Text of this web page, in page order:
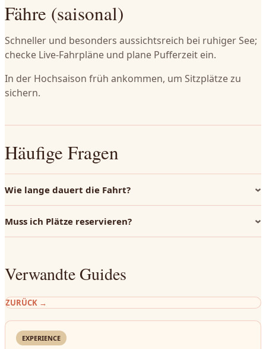
Fähre (saisonal)
Schneller und besonders aussichtsreich bei ruhiger See;
checke Live-Fahrpläne und plane Pufferzeit ein.
In der Hochsaison früh ankommen, um Sitzplätze zu
sichern.
Häufige Fragen
Wie lange dauert die Fahrt?
Muss ich Plätze reservieren?
Verwandte Guides
ZURÜCK →
EXPERIENCE